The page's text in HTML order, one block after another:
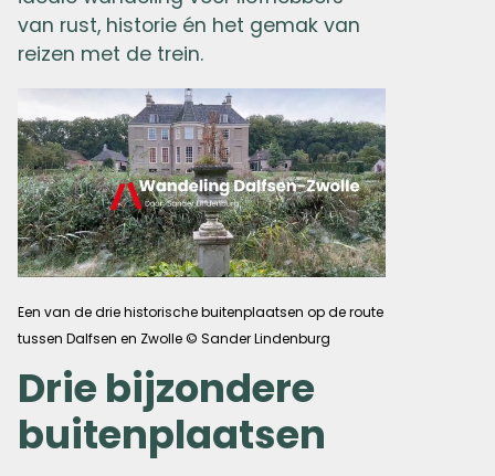
van rust, historie én het gemak van
reizen met de trein.
Een van de drie historische buitenplaatsen op de route
tussen Dalfsen en Zwolle © Sander Lindenburg
Drie bijzondere
buitenplaatsen